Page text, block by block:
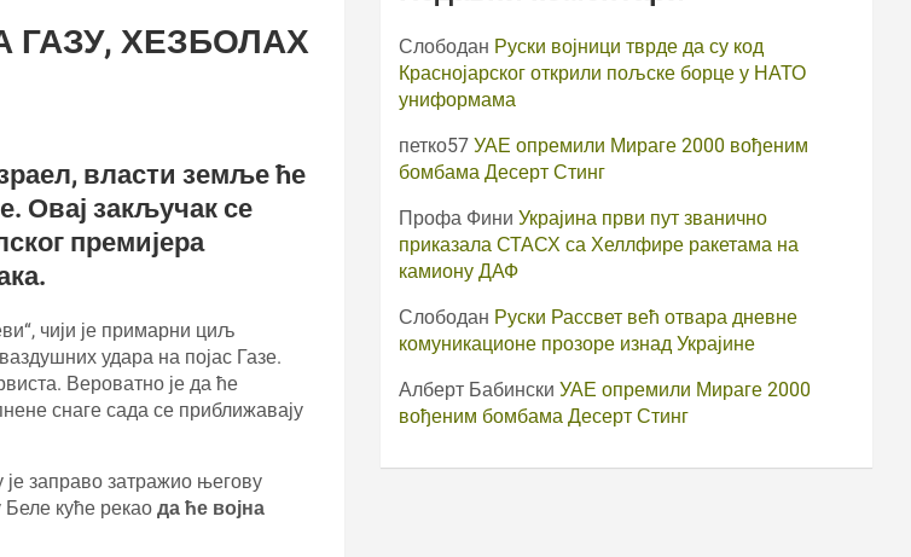
ГАЗУ, ХЕЗБОЛАХ
власти земље ће
Овај закључак се
премијера
чији је примарни циљ
удара на појас Газе.
Вероватно је да ће
снаге сада се приближавају
заправо затражио његову
куће рекао да ће војна
Слободан Руски војници тврде да су код
Краснојарског открили пољске борце у НАТО
униформама
петко57 УАЕ опремили Мираге 2000 вођеним
бомбама Десерт Стинг
Профа Фини Украјина први пут званично
приказала СТАСХ са Хеллфире ракетама на
камиону ДАФ
Слободан Руски Рассвет већ отвара дневне
комуникационе прозоре изнад Украјине
Алберт Бабински УАЕ опремили Мираге 2000
вођеним бомбама Десерт Стинг